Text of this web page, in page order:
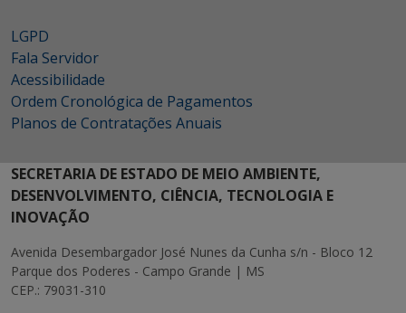
LGPD
Fala Servidor
Acessibilidade
Ordem Cronológica de Pagamentos
Planos de Contratações Anuais
SECRETARIA DE ESTADO DE MEIO AMBIENTE,
DESENVOLVIMENTO, CIÊNCIA, TECNOLOGIA E
INOVAÇÃO
Avenida Desembargador José Nunes da Cunha s/n - Bloco 12
Parque dos Poderes - Campo Grande | MS
CEP.: 79031-310